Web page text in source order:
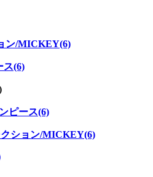
ン/MICKEY(6)
ス(6)
ピース(6)
ション/MICKEY(6)